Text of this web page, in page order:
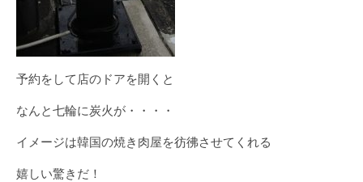
予約をして店のドアを開くと
なんと七輪に炭火が・・・・
イメージは韓国の焼き肉屋を彷彿させてくれる
嬉しい驚きだ！